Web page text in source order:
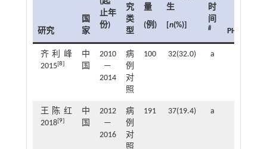
研究
国
家
止年
份)
究
类
型
量
(例)
生
[n(%)]
时
间
# PH影响因
齐利峰
2015[8]
中
国
2010
—
2014
病
例
对
照
100 32(32.0) a
王陈红
2018[9]
中
国
2012
—
2016
病
例
对
照
191 37(19.4) a